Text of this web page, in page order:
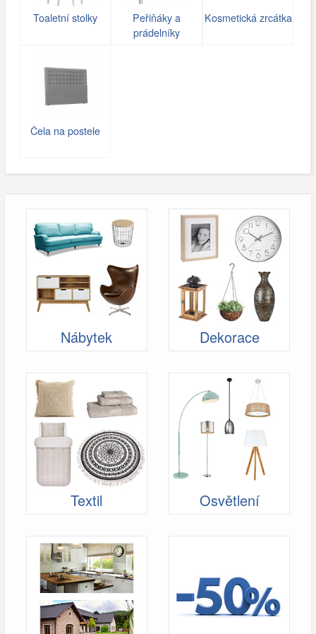
Toaletní stolky
Peřiňáky a
prádelníky
Kosmetická zrcátka
Čela na postele
Nábytek Dekorace
Textil Osvětlení